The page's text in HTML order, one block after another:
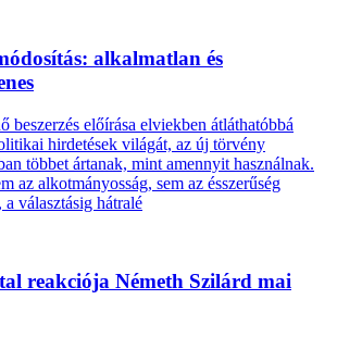
alkalmatlan és
beszerzés előírása elviekben átláthatóbbá
hirdetések világát, az új törvény
többet ártanak, mint amennyit használnak.
az alkotmányosság, sem az ésszerűség
választásig hátralé
reakciója Németh Szilárd mai